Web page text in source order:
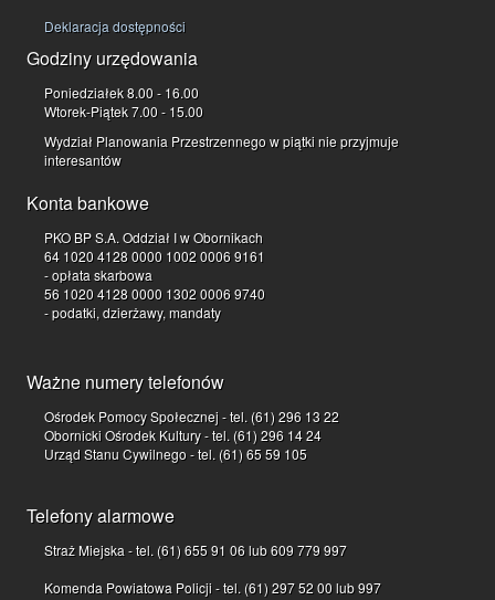
Deklaracja dostępności
Godziny urzędowania
Poniedziałek 8.00 - 16.00
Wtorek-Piątek 7.00 - 15.00
Wydział Planowania Przestrzennego w piątki nie przyjmuje
interesantów
Konta bankowe
PKO BP S.A. Oddział I w Obornikach
64 1020 4128 0000 1002 0006 9161
- opłata skarbowa
56 1020 4128 0000 1302 0006 9740
- podatki, dzierżawy, mandaty
Ważne numery telefonów
Ośrodek Pomocy Społecznej - tel. (61) 296 13 22
Obornicki Ośrodek Kultury - tel. (61) 296 14 24
Urząd Stanu Cywilnego - tel. (61) 65 59 105
Telefony alarmowe
Straż Miejska - tel. (61) 655 91 06 lub 609 779 997
Komenda Powiatowa Policji - tel. (61) 297 52 00 lub 997